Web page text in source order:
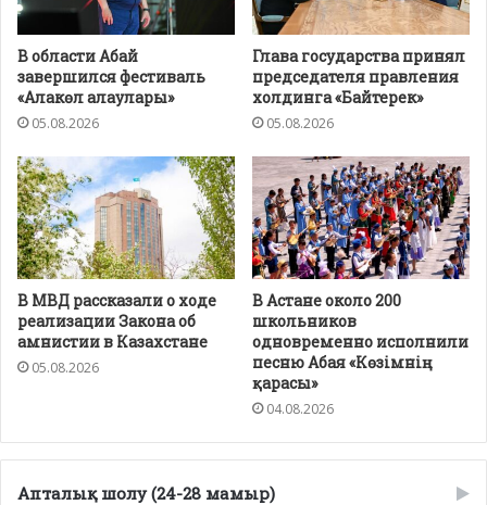
В области Абай
завершился фестиваль
«Алакөл алаулары»
05.08.2026
Глава государства принял
председателя правления
холдинга «Байтерек»
05.08.2026
В МВД рассказали о ходе
реализации Закона об
амнистии в Казахстане
05.08.2026
В Астане около 200
школьников
одновременно исполнили
песню Абая «Көзімнің
қарасы»
04.08.2026
Апталық шолу (24-28 мамыр)